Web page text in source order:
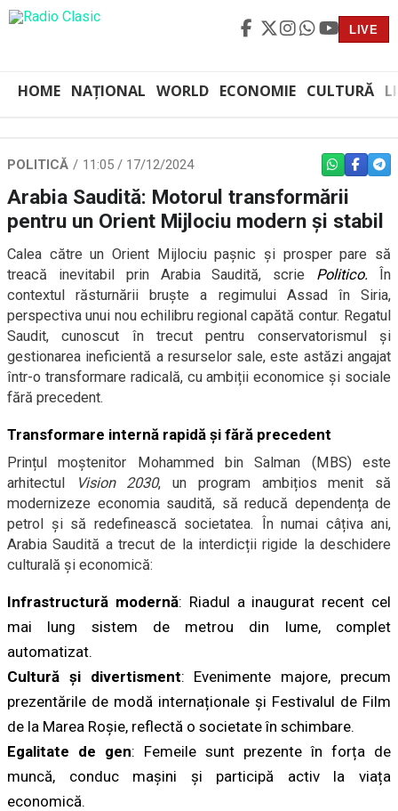
LIVE
HOME NAȚIONAL WORLD ECONOMIE CULTURĂ
POLITICĂ 11:05 / 17/12/2024 WHATSAPP
Arabia Saudită: Motorul transformării
pentru un Orient Mijlociu modern și stabil
Calea către un Orient Mijlociu pașnic și prosper pare să
treacă inevitabil prin Arabia Saudită, scrie Politico. În
contextul răsturnării bruște a regimului Assad în Siria,
perspectiva unui nou echilibru regional capătă contur. Regatul
Saudit, cunoscut în trecut pentru conservatorismul și
gestionarea ineficientă a resurselor sale, este astăzi angajat
într-o transformare radicală, cu ambiții economice și sociale
fără precedent.
Transformare internă rapidă și fără precedent
Prințul moștenitor Mohammed bin Salman (MBS) este
arhitectul
Vision 2030, un program ambițios menit să
modernizeze economia saudită, să reducă dependența de
petrol și să redefinească societatea. În numai câțiva ani,
Arabia Saudită a trecut de la interdicții rigide la deschidere
culturală și economică:
Infrastructură modernă: Riadul a inaugurat recent cel
mai lung sistem de metrou din lume, complet
automatizat.
Cultură și divertisment: Evenimente majore, precum
prezentările de modă internaționale și Festivalul de Film
de la Marea Roșie, reflectă o societate în schimbare.
Egalitate de gen: Femeile sunt prezente în forța de
muncă, conduc mașini și participă activ la viața
economică.